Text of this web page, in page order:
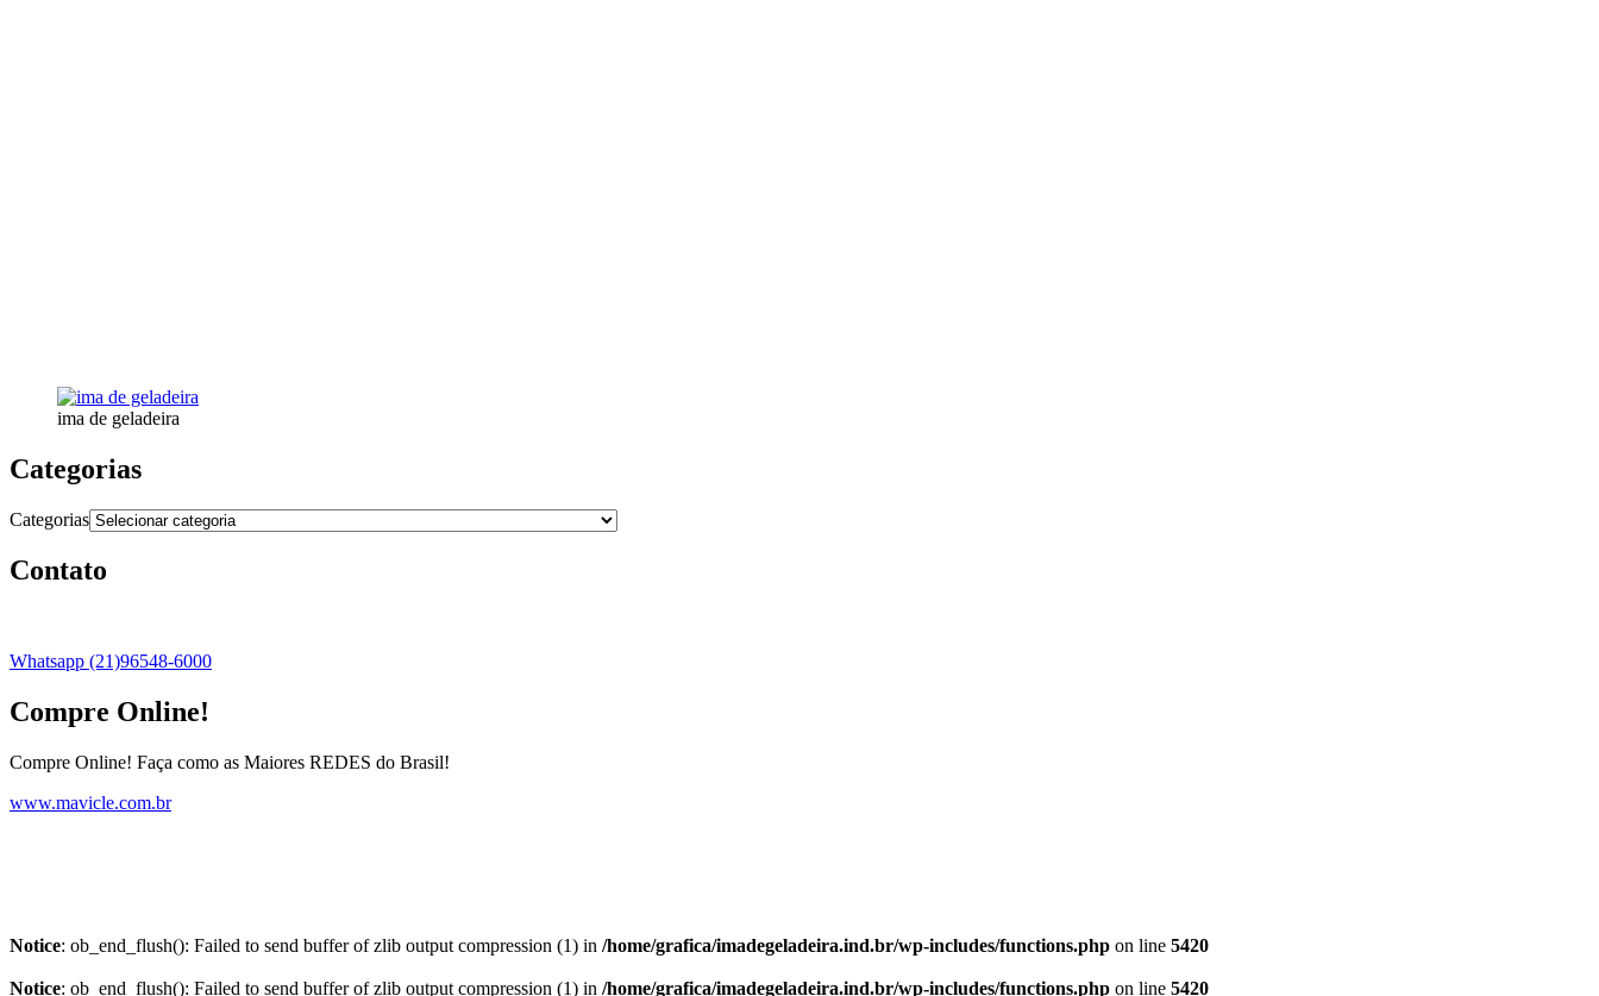
ima de geladeira
Categorias
Categorias
Contato
Whatsapp (21)96548-6000
Compre Online!
Compre Online! Faça como as Maiores REDES do Brasil!
www.mavicle.com.br
Notice: ob_end_flush(): Failed to send buffer of zlib output compression (1) in /home/grafica/imadegeladeira.ind.br/wp-includes/functions.php on line 5420
Notice: ob_end_flush(): Failed to send buffer of zlib output compression (1) in /home/grafica/imadegeladeira.ind.br/wp-includes/functions.php on line 5420